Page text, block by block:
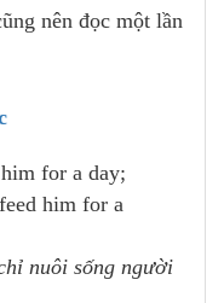
nên đọc một lần
for a day;
him for a
nuôi sống người